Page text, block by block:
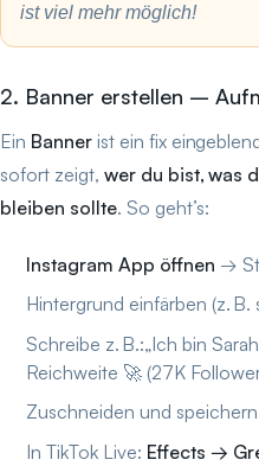
ist viel mehr möglich!
2. Banner erstellen –
Ein Bannerist ein fix
sofort zeigt, wer du bist, was
bleiben sollte. So geht’s:
Instagram App öffnen →
Hintergrund einfärben (z.
Schreibe z. B.:„Ich bin
Reichweite 🚀 (27K
Zuschneiden und speichern
In TikTok Live: Effects →